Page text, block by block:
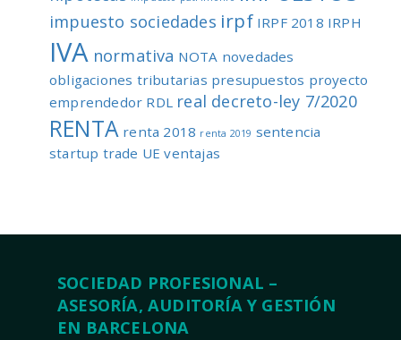
impuesto sociedades irpf IRPF 2018 IRPH
IVA normativa NOTA novedades
obligaciones tributarias presupuestos proyecto
emprendedor RDL real decreto-ley 7/2020
RENTA renta 2018 renta 2019 sentencia
startup trade UE ventajas
SOCIEDAD PROFESIONAL –
ASESORÍA, AUDITORÍA Y GESTIÓN
EN BARCELONA